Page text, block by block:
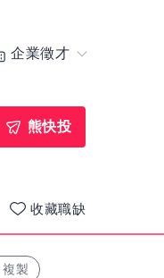
企業徵才
熊快投
收藏職缺
複製